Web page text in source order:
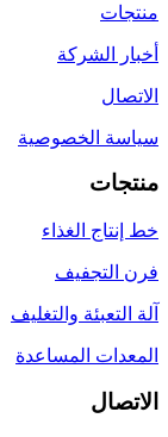
منتجات
أخبار الشركة
الاتصال
سياسة الخصوصية
منتجات
خط إنتاج الغذاء
فرن التجفيف
آلة التعبئة والتغليف
المعدات المساعدة
الاتصال